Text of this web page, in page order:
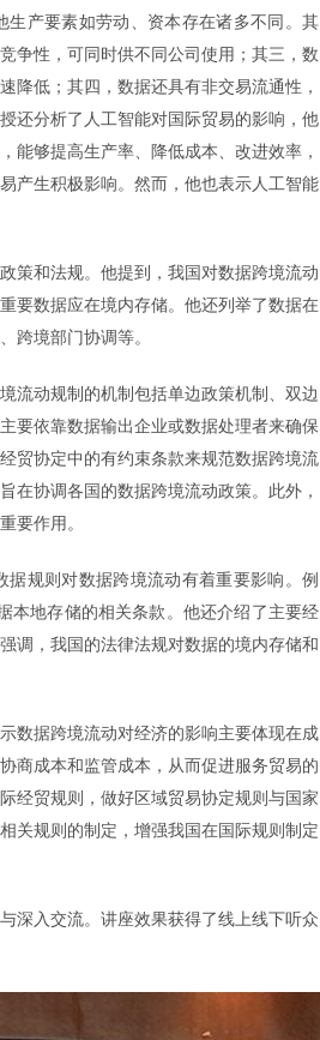
产要素如劳动、资本存在诸多不同。其
争性，可同时供不同公司使用；其三，数
降低；其四，数据还具有非交易流通性，
还分析了人工智能对国际贸易的影响，他
能够提高生产率、降低成本、改进效率，
产生积极影响。然而，他也表示人工智能
策和法规。他提到，我国对数据跨境流动
要数据应在境内存储。他还列举了数据在
跨境部门协调等。
流动规制的机制包括单边政策机制、双边
要依靠数据输出企业或数据处理者来确保
贸协定中的有约束条款来规范数据跨境流
在协调各国的数据跨境流动政策。此外，
要作用。
规则对数据跨境流动有着重要影响。例
本地存储的相关条款。他还介绍了主要经
调，我国的法律法规对数据的境内存储和
数据跨境流动对经济的影响主要体现在成
商成本和监管成本，从而促进服务贸易的
经贸规则，做好区域贸易协定规则与国家
关规则的制定，增强我国在国际规则制定
深入交流。讲座效果获得了线上线下听众